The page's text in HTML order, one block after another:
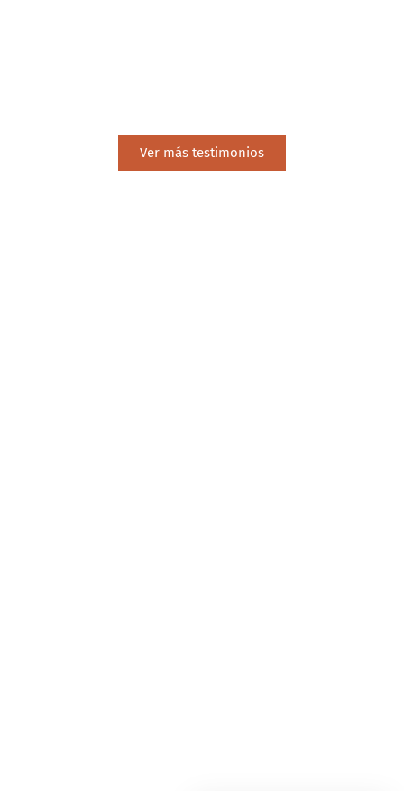
Ver más testimonios